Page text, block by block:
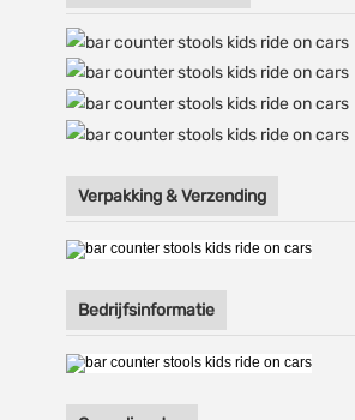
Verpakking & Verzending
Bedrijfsinformatie